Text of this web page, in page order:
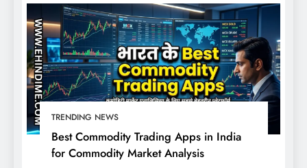
TRENDING NEWS
Best Commodity Trading Apps in India
for Commodity Market Analysis